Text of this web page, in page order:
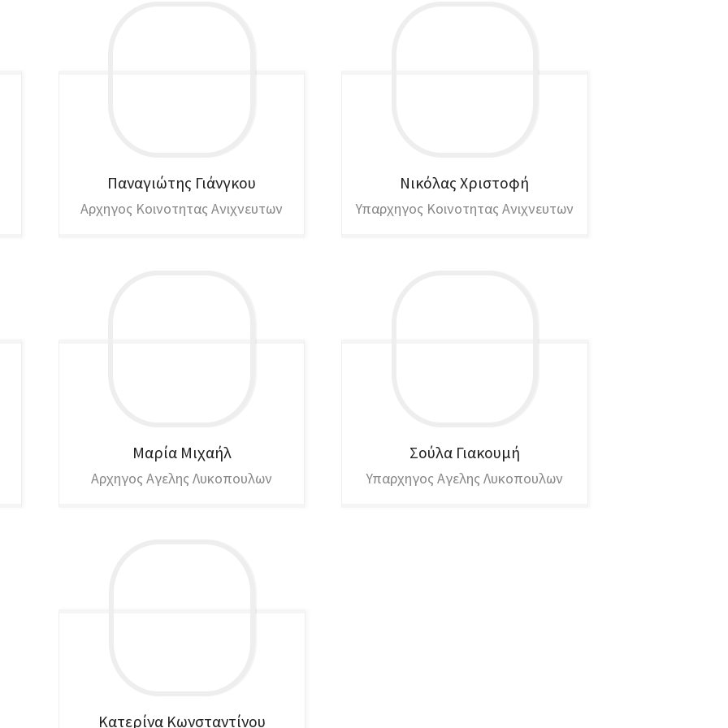
Παναγιώτης Γιάνγκου
Αρχηγος Κοινοτητας Ανιχνευτων
Νικόλας Χριστοφή
Υπαρχηγος Κοινοτητας Ανιχνευτων
Μαρία Μιχαήλ
Αρχηγος Αγελης Λυκοπουλων
Σούλα Γιακουμή
Υπαρχηγος Αγελης Λυκοπουλων
Κατερίνα Κωνσταντίνου